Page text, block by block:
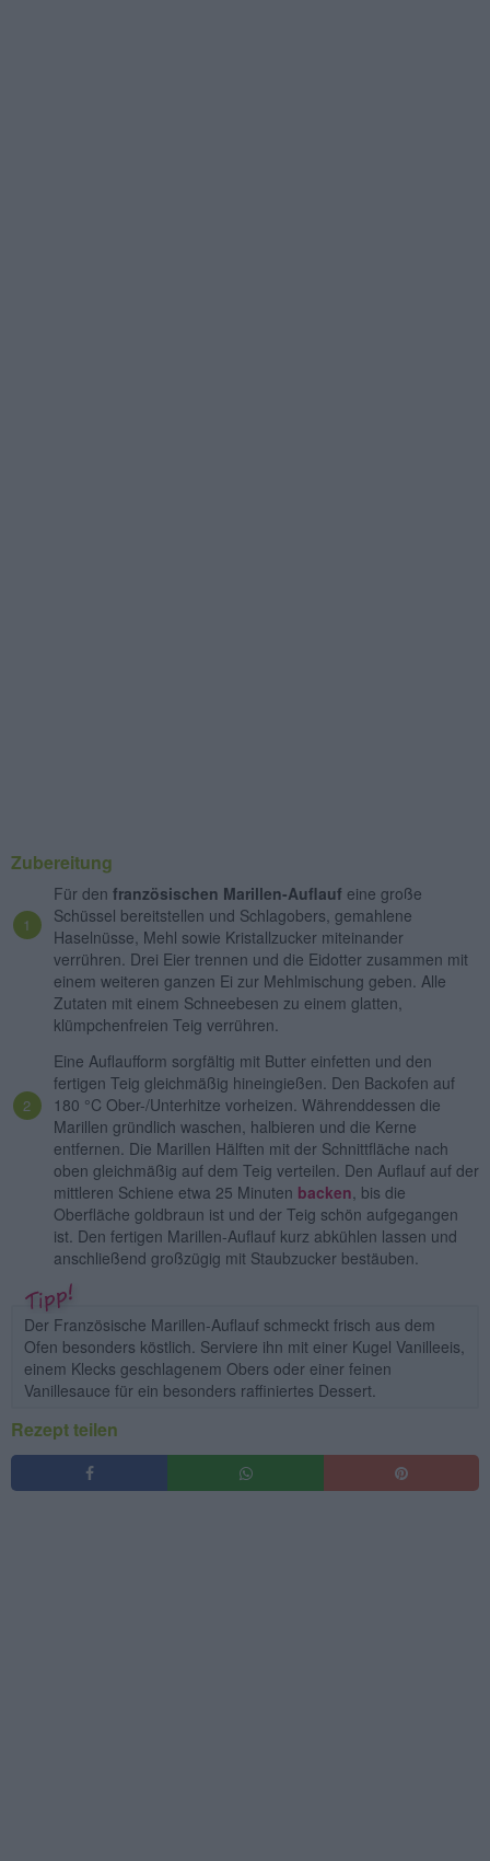
Zubereitung
Für den französischen Marillen-Auflauf eine große
Schüssel bereitstellen und Schlagobers, gemahlene
Haselnüsse, Mehl sowie Kristallzucker miteinander
verrühren. Drei Eier trennen und die Eidotter zusammen mit
einem weiteren ganzen Ei zur Mehlmischung geben. Alle
Zutaten mit einem Schneebesen zu einem glatten,
klümpchenfreien Teig verrühren.
Eine Auflaufform sorgfältig mit Butter einfetten und den
fertigen Teig gleichmäßig hineingießen. Den Backofen auf
180 °C Ober-/Unterhitze vorheizen. Währenddessen die
Marillen gründlich waschen, halbieren und die Kerne
entfernen. Die Marillen Hälften mit der Schnittfläche nach
oben gleichmäßig auf dem Teig verteilen. Den Auflauf auf der
mittleren Schiene etwa 25 Minuten backen , bis die
Oberfläche goldbraun ist und der Teig schön aufgegangen
ist. Den fertigen Marillen-Auflauf kurz abkühlen lassen und
anschließend großzügig mit Staubzucker bestäuben.
Der Französische Marillen-Auflauf schmeckt frisch aus dem
Ofen besonders köstlich. Serviere ihn mit einer Kugel Vanilleeis,
einem Klecks geschlagenem Obers oder einer feinen
Vanillesauce für ein besonders raffiniertes Dessert.
Rezept teilen